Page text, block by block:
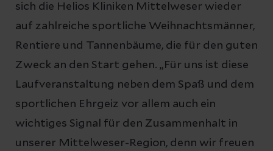
sich die Helios Kliniken Mittelweser wieder
auf zahlreiche sportliche Weihnachtsmänner,
Rentiere und Tannenbäume, die für den guten
Zweck an den Start gehen. „Für uns ist diese
Laufveranstaltung neben dem Spaß und dem
sportlichen Ehrgeiz vor allem auch ein
wichtiges Signal für den Zusammenhalt in
unserer Mittelweser-Region, denn wir freuen